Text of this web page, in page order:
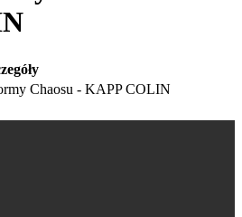
Chaosu - KAPP COLIN